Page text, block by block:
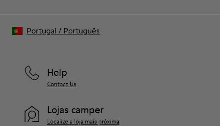
Help
Contact Us
Lojas camper
Localize a loja mais próxima
Portugal / Português